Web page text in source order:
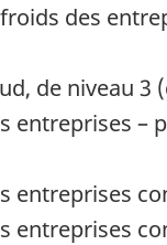
des
de niveau 3
entreprises
entreprises
entreprises